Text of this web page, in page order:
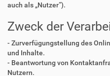
auch als „Nutzer“).
Zweck der
- Zurverfügungstellung des
und Inhalte.
- Beantwortung von
Nutzern.